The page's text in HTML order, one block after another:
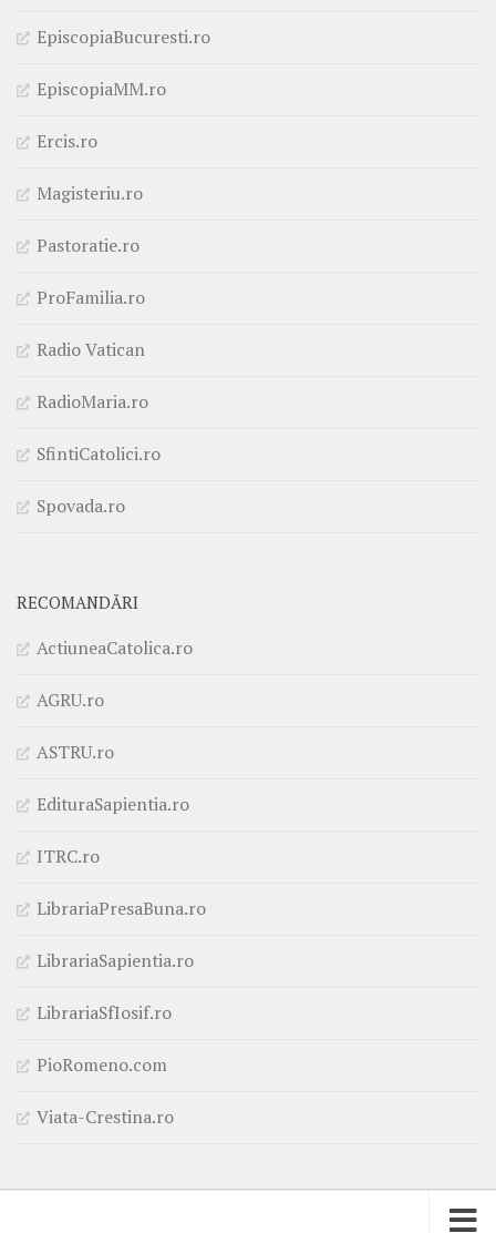
EpiscopiaBucuresti.ro
EpiscopiaMM.ro
Ercis.ro
Magisteriu.ro
Pastoratie.ro
ProFamilia.ro
Radio Vatican
RadioMaria.ro
SfintiCatolici.ro
Spovada.ro
RECOMANDĂRI
ActiuneaCatolica.ro
AGRU.ro
ASTRU.ro
EdituraSapientia.ro
ITRC.ro
LibrariaPresaBuna.ro
LibrariaSapientia.ro
LibrariaSfIosif.ro
PioRomeno.com
Viata-Crestina.ro